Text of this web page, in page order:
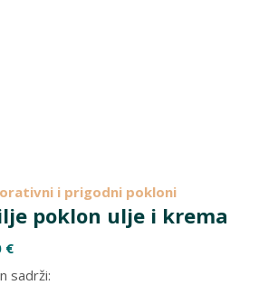
i prigodni pokloni
poklon ulje i krema
€
sadrži: